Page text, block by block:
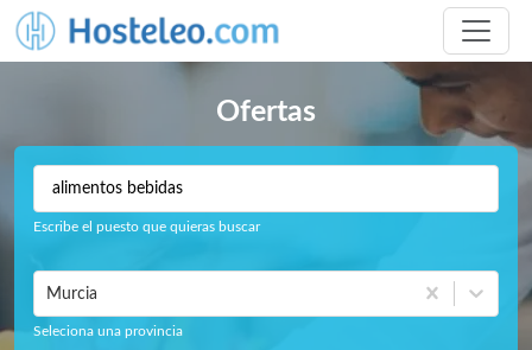
Ofertas
Escribe el puesto que quieras buscar
Murcia
Seleciona una provincia